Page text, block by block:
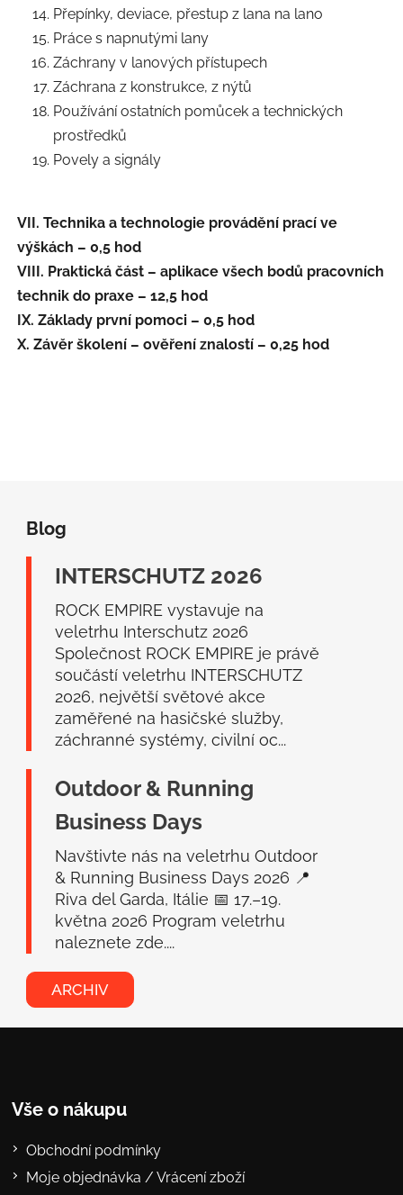
Přepínky, deviace, přestup z lana na lano
Práce s napnutými lany
Záchrany v lanových přístupech
Záchrana z konstrukce, z nýtů
Používání ostatních pomůcek a technických
prostředků
Povely a signály
VII. Technika a technologie provádění prací ve
výškách – 0,5 hod
VIII. Praktická část – aplikace všech bodů pracovních
technik do praxe – 12,5 hod
IX. Základy první pomoci – 0,5 hod
X. Závěr školení – ověření znalostí – 0,25 hod
Blog
INTERSCHUTZ 2026
ROCK EMPIRE vystavuje na
veletrhu Interschutz 2026
Společnost ROCK EMPIRE je právě
součástí veletrhu INTERSCHUTZ
2026, největší světové akce
zaměřené na hasičské služby,
záchranné systémy, civilní oc...
Outdoor & Running
Business Days
Navštivte nás na veletrhu Outdoor
& Running Business Days 2026 📍
Riva del Garda, Itálie 📅 17.–19.
května 2026 Program veletrhu
naleznete zde....
ARCHIV
Vše o nákupu
Obchodní podmínky
Moje objednávka / Vrácení zboží